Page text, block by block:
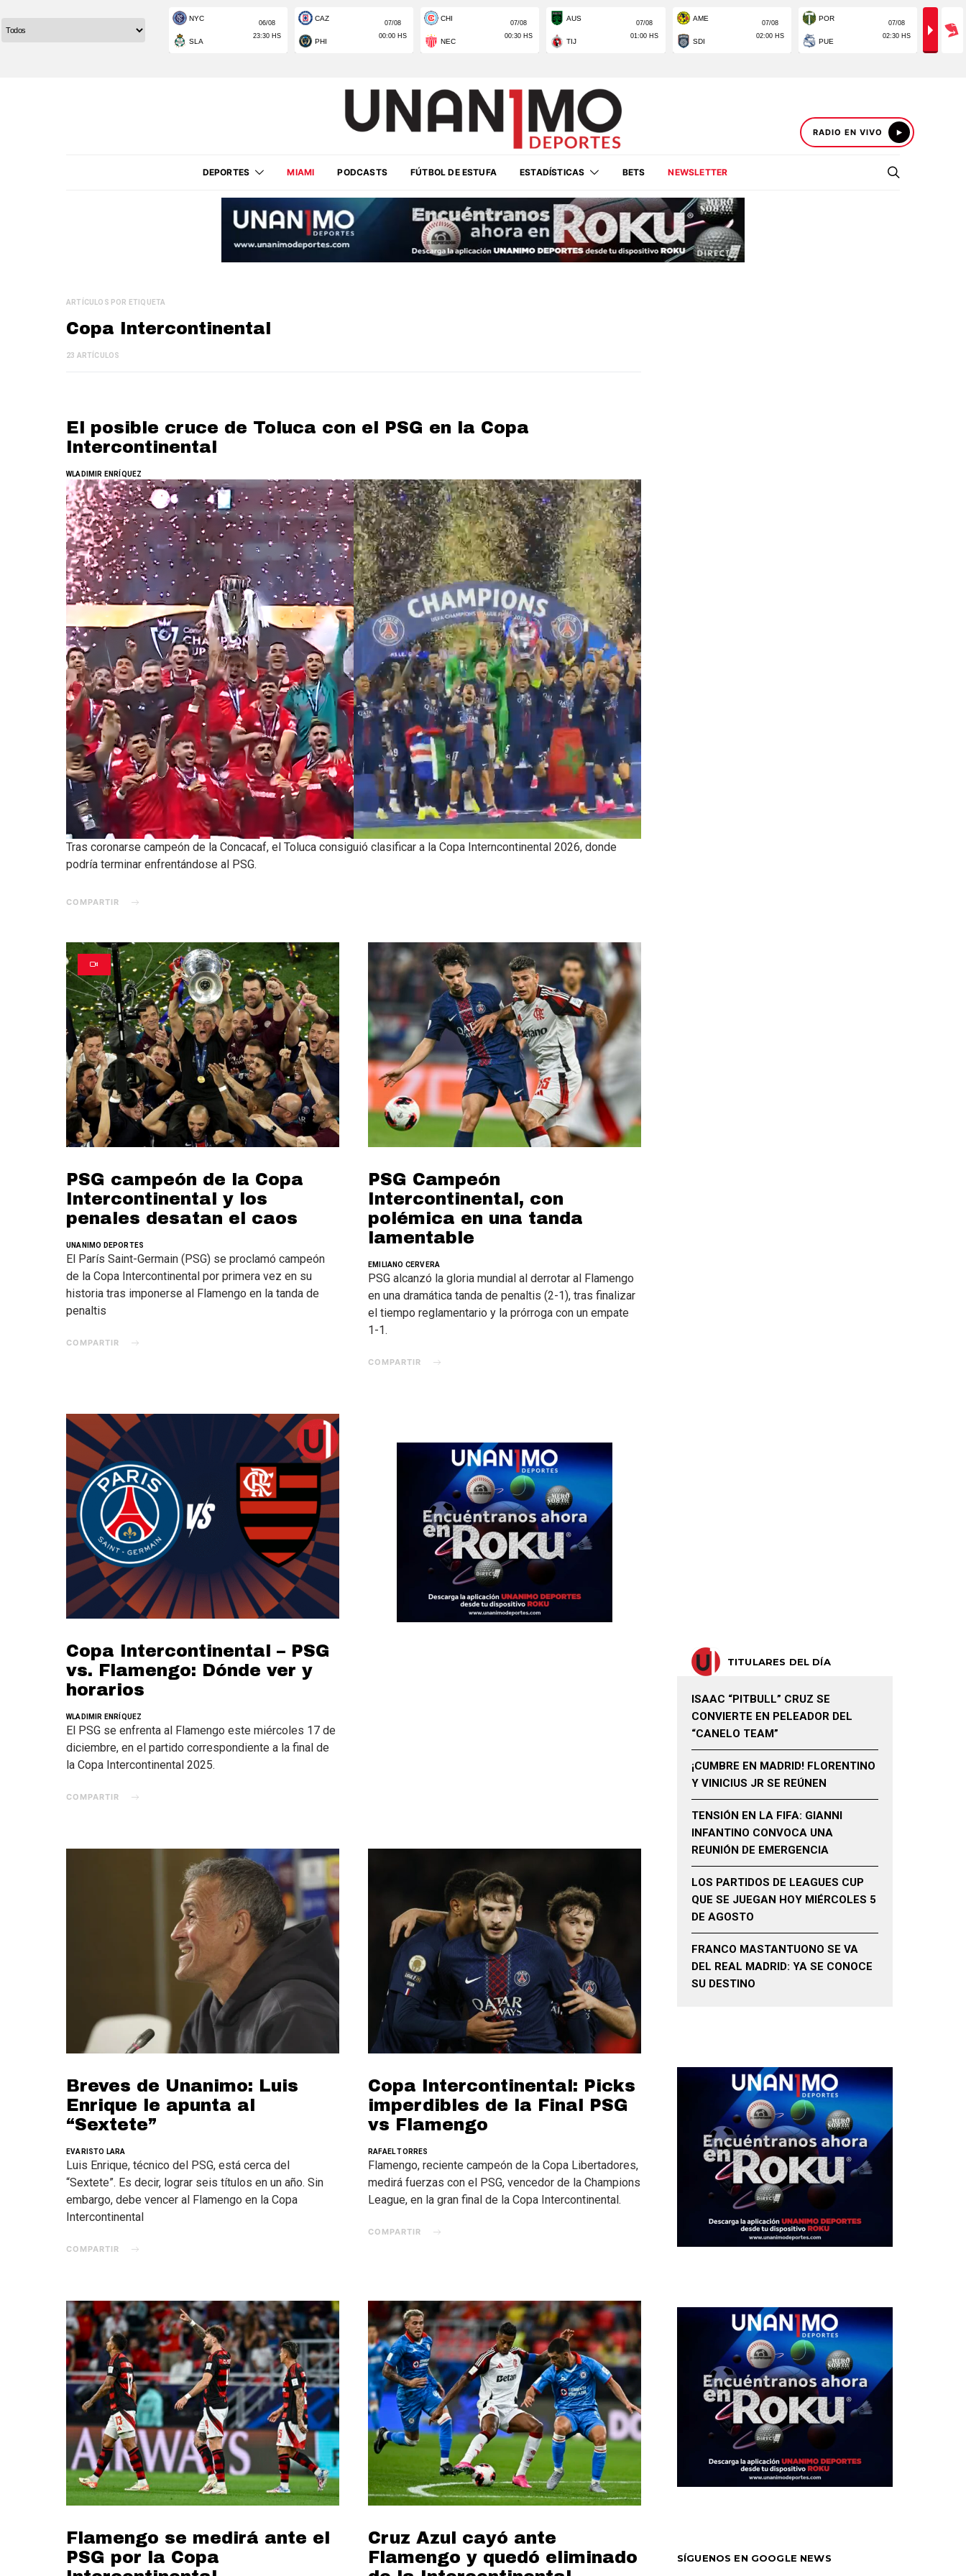
RADIO EN VIVO
DEPORTES MIAMI PODCASTS FÚTBOL DE ESTUFA ESTADÍSTICAS BETS NEWSLETTER
ARTÍCULOS POR ETIQUETA
Copa Intercontinental
23 ARTÍCULOS
El posible cruce de Toluca con el PSG en la Copa
Intercontinental
WLADIMIR ENRÍQUEZ
Tras coronarse campeón de la Concacaf, el Toluca consiguió clasificar a la Copa Interncontinental 2026, donde
podría terminar enfrentándose al PSG.
COMPARTIR
PSG campeón de la Copa
Intercontinental y los
penales desatan el caos
UNANIMO DEPORTES
El París Saint-Germain (PSG) se proclamó campeón
de la Copa Intercontinental por primera vez en su
historia tras imponerse al Flamengo en la tanda de
penaltis
COMPARTIR
PSG Campeón
Intercontinental, con
polémica en una tanda
lamentable
EMILIANO CERVERA
PSG alcanzó la gloria mundial al derrotar al Flamengo
en una dramática tanda de penaltis (2-1), tras finalizar
el tiempo reglamentario y la prórroga con un empate
1-1.
COMPARTIR
Copa Intercontinental – PSG
vs. Flamengo: Dónde ver y
horarios
WLADIMIR ENRÍQUEZ
El PSG se enfrenta al Flamengo este miércoles 17 de
diciembre, en el partido correspondiente a la final de
la Copa Intercontinental 2025.
COMPARTIR
Breves de Unanimo: Luis
Enrique le apunta al
“Sextete”
EVARISTO LARA
Luis Enrique, técnico del PSG, está cerca del
“Sextete”. Es decir, lograr seis títulos en un año. Sin
embargo, debe vencer al Flamengo en la Copa
Intercontinental
COMPARTIR
Copa Intercontinental: Picks
imperdibles de la Final PSG
vs Flamengo
RAFAEL TORRES
Flamengo, reciente campeón de la Copa Libertadores,
medirá fuerzas con el PSG, vencedor de la Champions
League, en la gran final de la Copa Intercontinental.
COMPARTIR
Flamengo se medirá ante el
PSG por la Copa
Cruz Azul cayó ante
Flamengo y quedó eliminado
TITULARES DEL DÍA
ISAAC “PITBULL” CRUZ SE
CONVIERTE EN PELEADOR DEL
“CANELO TEAM”
¡CUMBRE EN MADRID! FLORENTINO
Y VINICIUS JR SE REÚNEN
TENSIÓN EN LA FIFA: GIANNI
INFANTINO CONVOCA UNA
REUNIÓN DE EMERGENCIA
LOS PARTIDOS DE LEAGUES CUP
QUE SE JUEGAN HOY MIÉRCOLES 5
DE AGOSTO
FRANCO MASTANTUONO SE VA
DEL REAL MADRID: YA SE CONOCE
SU DESTINO
SÍGUENOS EN GOOGLE NEWS